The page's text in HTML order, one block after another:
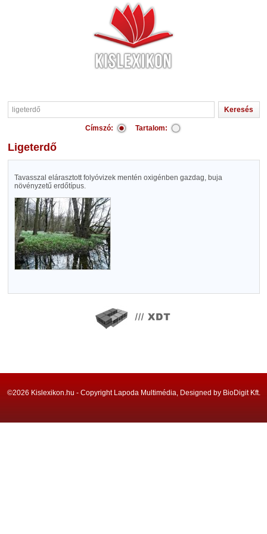
Címszó: Tartalom:
ligeterdő
Tavasszal elárasztott folyóvizek mentén oxigénben gazdag, buja
növényzetű erdőtípus.
©2026 Kislexikon.hu - Copyright Lapoda Multimédia, Designed by BioDigit Kft.